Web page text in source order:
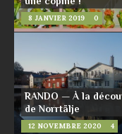
8 JANVIER 2019 0
RANDO — À la
de Norrtälje
12 NOVEMBRE 2020 4